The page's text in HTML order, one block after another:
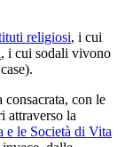
religiosi, i cui
, i cui sodali vivono
con le
attraverso la
e le Società di Vita